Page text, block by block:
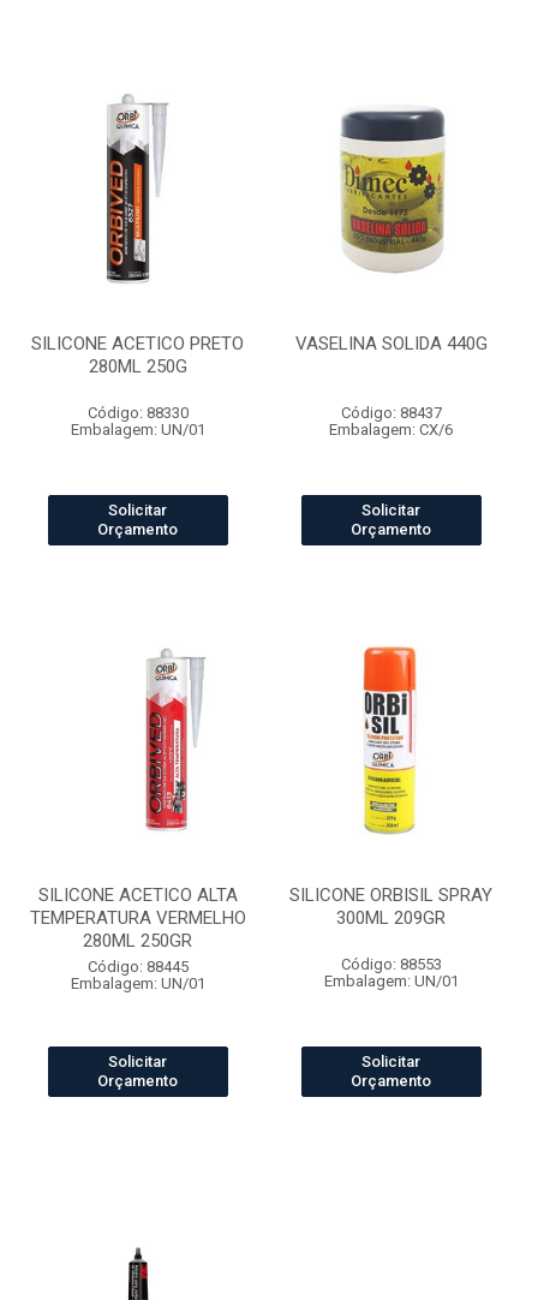
SILICONE ACETICO PRETO
280ML 250G
Código: 88330
Embalagem: UN/01
Solicitar
Orçamento
VASELINA SOLIDA 440G
Código: 88437
Embalagem: CX/6
Solicitar
Orçamento
SILICONE ACETICO ALTA
TEMPERATURA VERMELHO
280ML 250GR
Código: 88445
Embalagem: UN/01
Solicitar
Orçamento
SILICONE ORBISIL SPRAY
300ML 209GR
Código: 88553
Embalagem: UN/01
Solicitar
Orçamento